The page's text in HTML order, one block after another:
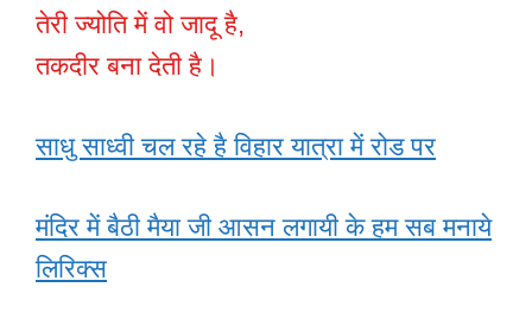
तेरी ज्योति में वो जादू है,
तकदीर बना देती है।
साधु साध्वी चल रहे है विहार यात्रा में रोड पर
मंदिर में बैठी मैया जी आसन लगायी के हम सब मनाये
लिरिक्स